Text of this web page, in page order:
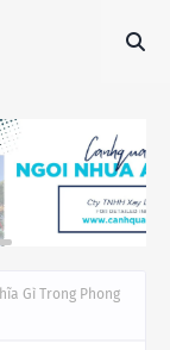
Gì Trong Phong